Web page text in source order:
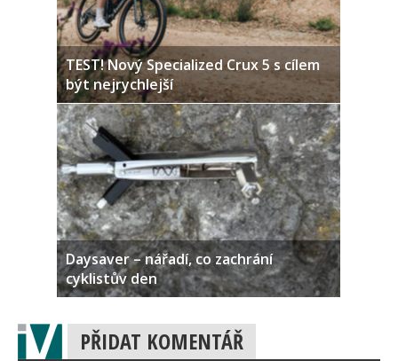
TEST! Nový Specialized Crux 5 s cílem
být nejrychlejší
Daysaver – nářadí, co zachrání
cyklistův den
PŘIDAT KOMENTÁŘ